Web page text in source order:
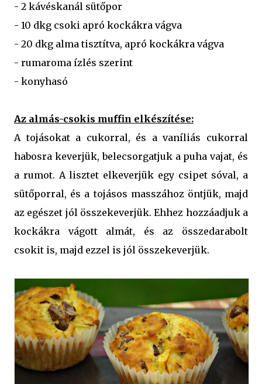
- 2 kávéskanál sütőpor
- 10 dkg csoki apró kockákra vágva
- 20 dkg alma tisztítva, apró kockákra vágva
- rumaroma ízlés szerint
- konyhasó
Az almás-csokis muffin elkészítése:
A tojásokat a cukorral, és a vaníliás cukorral
habosra keverjük, belecsorgatjuk a puha vajat, és
a rumot. A lisztet elkeverjük egy csipet sóval, a
sütőporral, és a tojásos masszához öntjük, majd
az egészet jól összekeverjük. Ehhez hozzáadjuk a
kockákra vágott almát, és az összedarabolt
csokit is, majd ezzel is jól összekeverjük.